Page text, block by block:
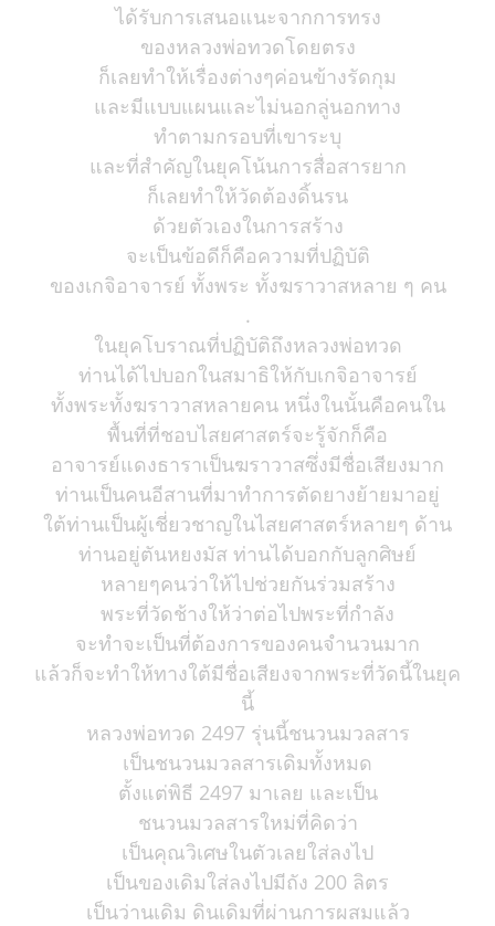
ได้รับการเสนอแนะจากการทรง
ของหลวงพ่อทวดโดยตรง
ก็เลยทำให้เรื่องต่างๆค่อนข้างรัดกุม
และมีแบบแผนและไม่นอกลู่นอกทาง
ทำตามกรอบที่เขาระบุ
และที่สำคัญในยุคโน้นการสื่อสารยาก
ก็เลยทำให้วัดต้องดิ้นรน
ด้วยตัวเองในการสร้าง
จะเป็นข้อดีก็คือความที่ปฏิบัติ
ของเกจิอาจารย์ ทั้งพระ ทั้งฆราวาสหลาย ๆ คน
.
ในยุคโบราณที่ปฏิบัติถึงหลวงพ่อทวด
ท่านได้ไปบอกในสมาธิให้กับเกจิอาจารย์
ทั้งพระทั้งฆราวาสหลายคน หนึ่งในนั้นคือคนใน
พื้นที่ที่ชอบไสยศาสตร์จะรู้จักก็คือ
อาจารย์แดงธาราเป็นฆราวาสซึ่งมีชื่อเสียงมาก
ท่านเป็นคนอีสานที่มาทำการตัดยางย้ายมาอยู่
ใต้ท่านเป็นผู้เชี่ยวชาญในไสยศาสตร์หลายๆ ด้าน
ท่านอยู่ตันหยงมัส ท่านได้บอกกับลูกศิษย์
หลายๆคนว่าให้ไปช่วยกันร่วมสร้าง
พระที่วัดช้างให้ว่าต่อไปพระที่กำลัง
จะทำจะเป็นที่ต้องการของคนจำนวนมาก
แล้วก็จะทำให้ทางใต้มีชื่อเสียงจากพระที่วัดนี้ในยุค
นี้
หลวงพ่อทวด 2497 รุ่นนี้ชนวนมวลสาร
เป็นชนวนมวลสารเดิมทั้งหมด
ตั้งแต่พิธี 2497 มาเลย และเป็น
ชนวนมวลสารใหม่ที่คิดว่า
เป็นคุณวิเศษในตัวเลยใส่ลงไป
เป็นของเดิมใส่ลงไปมีถัง 200 ลิตร
เป็นว่านเดิม ดินเดิมที่ผ่านการผสมแล้ว